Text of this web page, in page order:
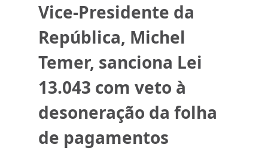
Lei 13.043
com veto
à
desoneração
da folha
de
Vice-Presidente da
República, Michel
Temer, sanciona Lei
13.043 com veto à
desoneração da folha
de pagamentos